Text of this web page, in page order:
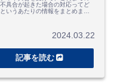
具合が起きた場合の対応ってど
いうあたりの情報をまとめまし
2024.03.22